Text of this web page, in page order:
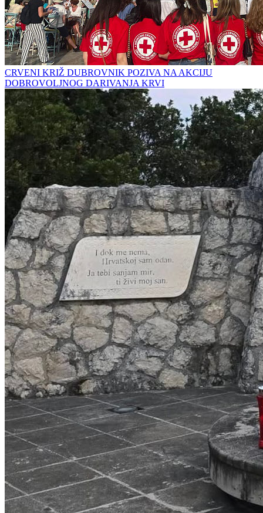
CRVENI KRIŽ DUBROVNIK POZIVA NA AKCIJU
DOBROVOLJNOG DARIVANJA KRVI